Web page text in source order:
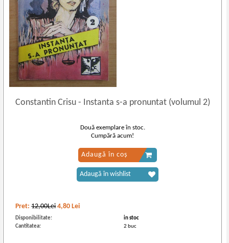
Constantin Crisu- Instanta s-a pronuntat (volumul 2)
Pret:12,00Lei 4,80 Lei
Disponibilitate:
in stoc
Cantitatea:
2 buc
Două exemplare în stoc.
Cumpără acum!
Adaugă în coș
Adaugă în wishlist